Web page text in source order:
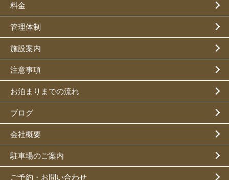
料金
管理体制
施設案内
注意事項
お泊まりまでの流れ
ブログ
会社概要
駐車場のご案内
ご予約・お問い合わせ